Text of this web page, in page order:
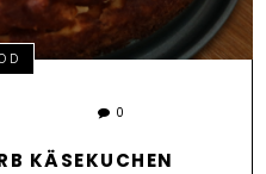
0
KÄSEKUCHEN